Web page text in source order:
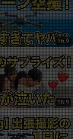
底サポート。